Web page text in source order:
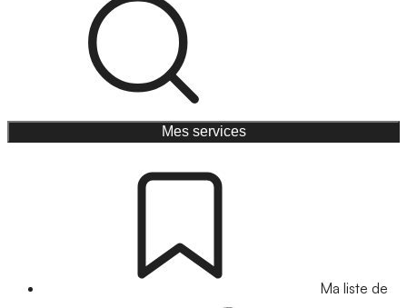
Mes services
Ma liste de